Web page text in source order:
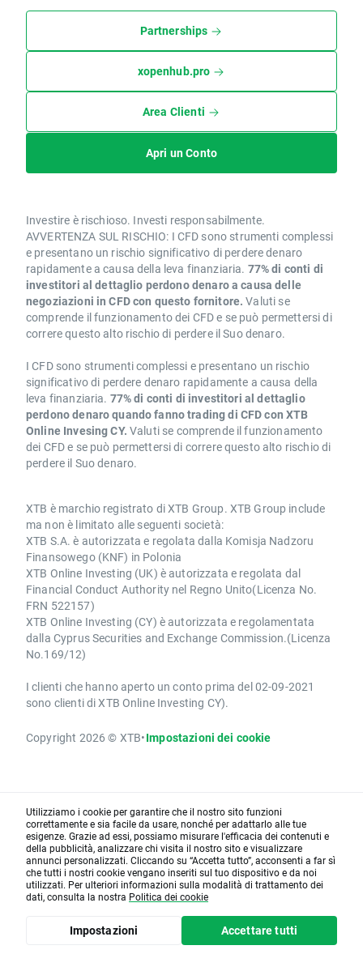
Partnerships
xopenhub.pro
Area Clienti
Apri un Conto
Investire è rischioso. Investi responsabilmente.
AVVERTENZA SUL RISCHIO: I CFD sono strumenti complessi
e presentano un rischio significativo di perdere denaro
rapidamente a causa della leva finanziaria. 77% di conti di
investitori al dettaglio perdono denaro a causa delle
negoziazioni in CFD con questo fornitore. Valuti se
comprende il funzionamento dei CFD e se può permettersi di
correre questo alto rischio di perdere il Suo denaro.
I CFD sono strumenti complessi e presentano un rischio
significativo di perdere denaro rapidamente a causa della
leva finanziaria. 77% di conti di investitori al dettaglio
perdono denaro quando fanno trading di CFD con XTB
Online Invesing CY. Valuti se comprende il funzionamento
dei CFD e se può permettersi di correre questo alto rischio di
perdere il Suo denaro.
XTB è marchio registrato di XTB Group. XTB Group include
ma non è limitato alle seguenti società:
XTB S.A. è autorizzata e regolata dalla Komisja Nadzoru
Finansowego (KNF) in Polonia
XTB Online Investing (UK) è autorizzata e regolata dal
Financial Conduct Authority nel Regno Unito(Licenza No.
FRN 522157)
XTB Online Investing (CY) è autorizzata e regolamentata
dalla Cyprus Securities and Exchange Commission.(Licenza
No.169/12)
I clienti che hanno aperto un conto prima del 02-09-2021
sono clienti di XTB Online Investing CY).
Copyright 2026 © XTB•Impostazioni dei cookie
Utilizziamo i cookie per garantire che il nostro sito funzioni
correttamente e sia facile da usare, nonché per adattarlo alle tue
esigenze. Grazie ad essi, possiamo misurare l'efficacia dei contenuti e
della pubblicità, analizzare chi visita il nostro sito e visualizzare
annunci personalizzati. Cliccando su “Accetta tutto”, acconsenti a far sì
che tutti i nostri cookie vengano inseriti sul tuo dispositivo e da noi
utilizzati. Per ulteriori informazioni sulla modalità di trattamento dei
dati, consulta la nostra Politica dei cookie
Impostazioni Accettare tutti